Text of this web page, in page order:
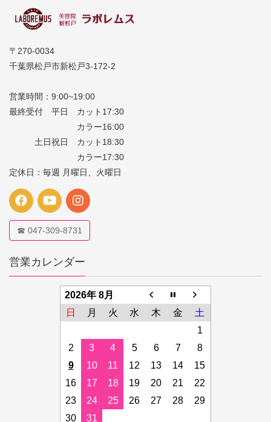
〒270-0034
千葉県松戸市新松戸3-172-2
営業時間：9:00~19:00
最終受付 平日 カット17:30
カラー16:00
土日祝日 カット18:30
カラー17:30
定休日：毎週 月曜日、火曜日
☎ 047-309-8731
営業カレンダー
2026年 8月
日
月 火 水 木 金
土
1
2
3 4 5 6 7
8
9
10 11 12 13 14
15
16
17 18 19 20 21
22
23
24 25 26 27 28
29
30
31